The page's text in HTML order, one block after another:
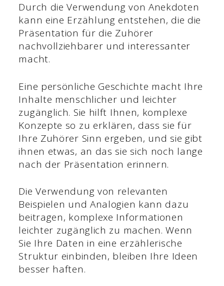
Durch die Verwendung von Anekdoten
kann eine Erzählung entstehen, die die
Präsentation für die Zuhörer
nachvollziehbarer und interessanter
macht.
Eine persönliche Geschichte macht Ihre
Inhalte menschlicher und leichter
zugänglich. Sie hilft Ihnen, komplexe
Konzepte so zu erklären, dass sie für
Ihre Zuhörer Sinn ergeben, und sie gibt
ihnen etwas, an das sie sich noch lange
nach der Präsentation erinnern.
Die Verwendung von relevanten
Beispielen und Analogien kann dazu
beitragen, komplexe Informationen
leichter zugänglich zu machen. Wenn
Sie Ihre Daten in eine erzählerische
Struktur einbinden, bleiben Ihre Ideen
besser haften.